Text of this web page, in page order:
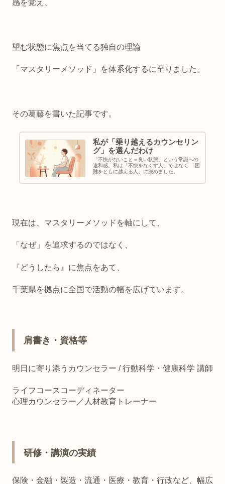
感を覚え、
望む状態に焦点を当てる独自の理論
「マスタリーメソッド」を体系化するに至りました。
その葛藤を書いた記事です。
私が「乗り越えるカウンセリン
グ」を選んだわけ
「不快がないこと＝良い状態」という常識への
違和感。私は「不快をなくす人」ではなく 「困
難をともに越える人」に決めました。
現在は、マスタリーメソッドを軸にして、
「なぜ」を追求するのではなく、
『どうしたら』に焦点をあて、
千葉県を拠点に全国で活動の幅を広げています。
肩書き・資格等
明日に寄り添うカウンセラー / 行動科学・健康科学 講師
ライフコースコーディネーター
心理カウンセラー／人材教育トレーナー
研修・講演の実績
保険・金融・製造・流通・医療・教育・行政など、幅広